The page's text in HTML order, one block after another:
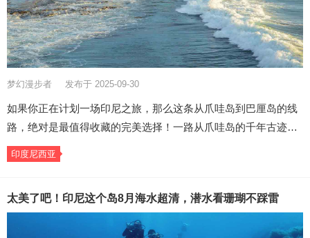
梦幻漫步者 发布于 2025-09-30
如果你正在计划一场印尼之旅，那么这条从爪哇岛到巴厘岛的线
路，绝对是最值得收藏的完美选择！一路从爪哇岛的千年古迹…
印度尼西亚
太美了吧！印尼这个岛8月海水超清，潜水看珊瑚不踩雷